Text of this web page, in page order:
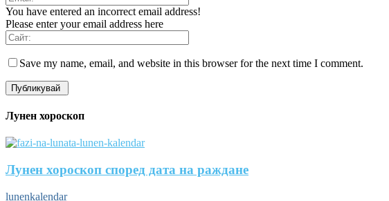
You have entered an incorrect email address!
Please enter your email address here
Save my name, email, and website in this browser for the next time I comment.
Лунен хороскоп
Лунен хороскоп според дата на раждане
lunenkalendar